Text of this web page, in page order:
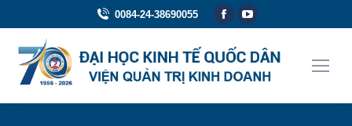
0084-24-38690055
Facebook
opens
in
YouTube
opens
in